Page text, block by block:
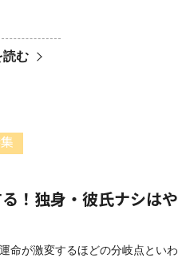
読む
！独身・彼氏ナシはや
命が激変するほどの分岐点といわ